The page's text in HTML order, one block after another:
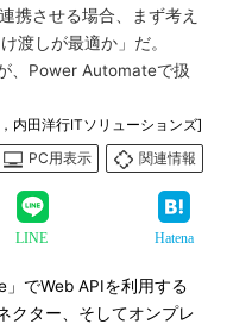
携させる場合、まず考え
渡しが最適か」だ。
、Power Automateで扱
，内田洋行ITソリューションズ]
PC用表示
関連情報
LINE Hatena
でWeb APIを利用する
クター、そしてオンプレ